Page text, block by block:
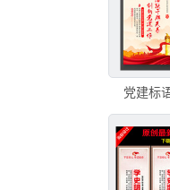
党建标